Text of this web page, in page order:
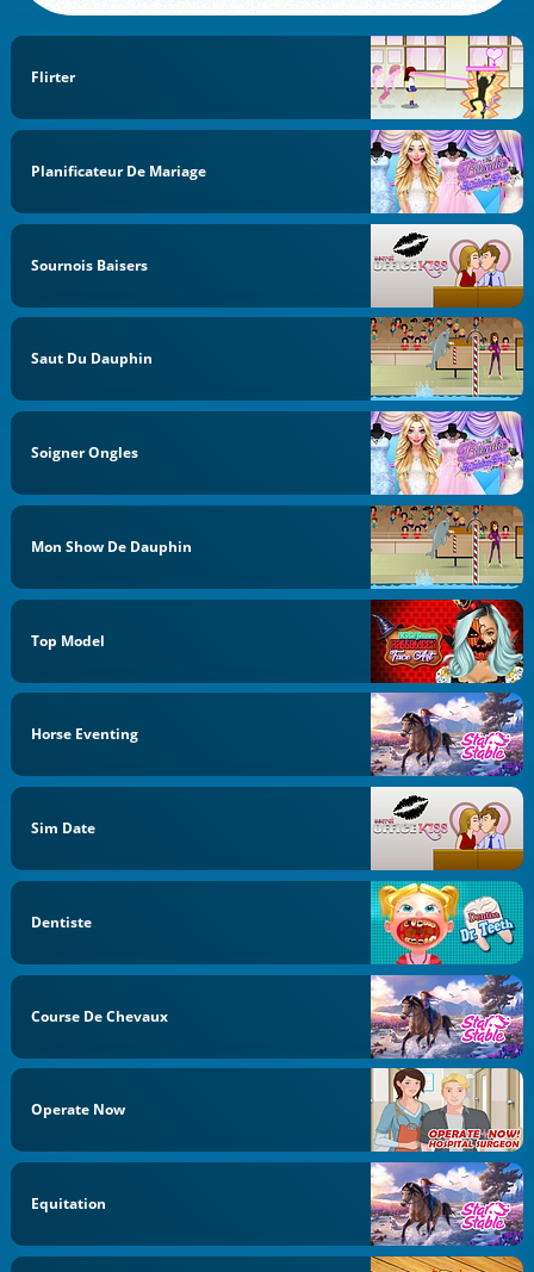
Flirter
Planificateur De Mariage
Sournois Baisers
Saut Du Dauphin
Soigner Ongles
Mon Show De Dauphin
Top Model
Horse Eventing
Sim Date
Dentiste
Course De Chevaux
Operate Now
Equitation